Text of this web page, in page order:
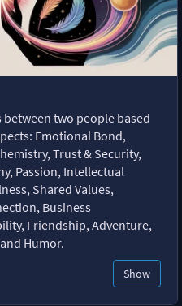
two people based
Emotional Bond,
Trust & Security,
Passion, Intellectual
Shared Values,
Business
Friendship, Adventure,
Humor.
Show